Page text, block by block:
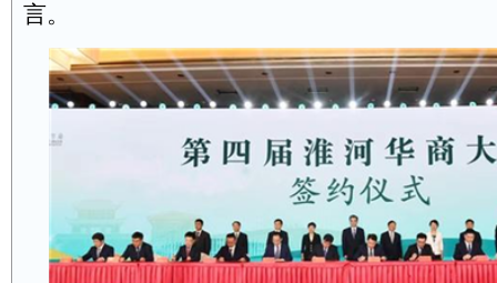
言。